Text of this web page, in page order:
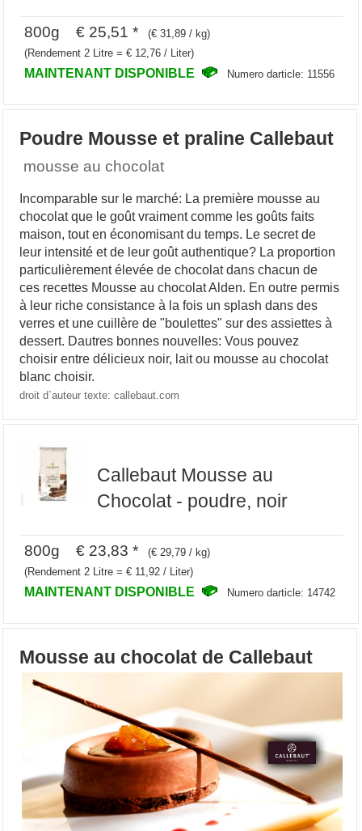
800g € 25,51 *
(€ 31,89 / kg)
(Rendement 2 Litre = € 12,76 / Liter)
MAINTENANT DISPONIBLE Numero darticle: 11556
Poudre Mousse et praline Callebaut
mousse au chocolat
Incomparable sur le marché: La première mousse au
chocolat que le goût vraiment comme les goûts faits
maison, tout en économisant du temps. Le secret de
leur intensité et de leur goût authentique? La proportion
particulièrement élevée de chocolat dans chacun de
ces recettes Mousse au chocolat Alden. En outre permis
à leur riche consistance à la fois un splash dans des
verres et une cuillère de "boulettes" sur des assiettes à
dessert. Dautres bonnes nouvelles: Vous pouvez
choisir entre délicieux noir, lait ou mousse au chocolat
blanc choisir.
droit d`auteur texte: callebaut.com
Callebaut Mousse au
Chocolat - poudre, noir
800g € 23,83 *
(€ 29,79 / kg)
(Rendement 2 Litre = € 11,92 / Liter)
MAINTENANT DISPONIBLE Numero darticle: 14742
Mousse au chocolat de Callebaut